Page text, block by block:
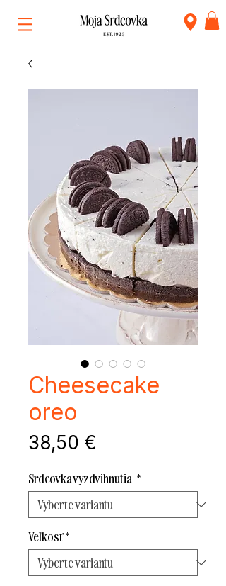
Cheesecake
oreo
38,50 €
Srdcovka vyzdvihnutia *
Veľkosť *